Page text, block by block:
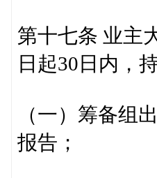
第十七条 业主
日起30日内，
（一）筹备组
报告；